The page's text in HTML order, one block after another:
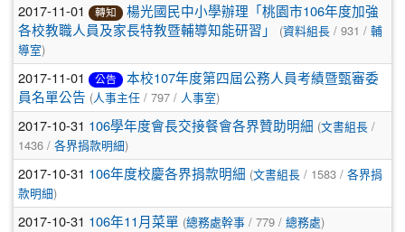
2017-11-01 轉知
楊光國民中小學辦理「桃園市106年度加強
各校教職人員及家長特教暨輔導知能研習」
(資料組長 / 931 / 輔
導室)
2017-11-01 公告
本校107年度第四屆公務人員考績暨甄審委
員名單公告 (人事主任 / 797 / 人事室)
2017-10-31 106學年度會長交接餐會各界贊助明細 (文書組長 /
1436 / 各界捐款明細)
2017-10-31 106年度校慶各界捐款明細 (文書組長 / 1583 / 各界捐
款明細)
2017-10-31 106年11月菜單 (總務處幹事 / 779 / 總務處)